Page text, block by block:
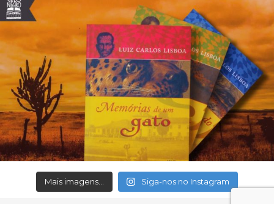
Mais imagens... Siga-nos no Instagram